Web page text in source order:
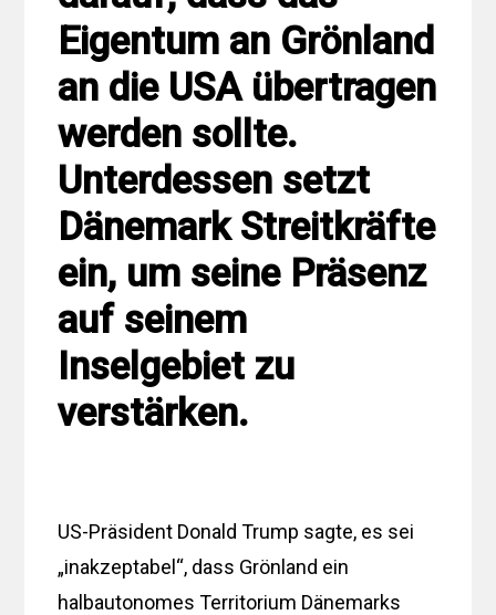
Eigentum an Grönland
an die USA übertragen
werden sollte.
Unterdessen setzt
Dänemark Streitkräfte
ein, um seine Präsenz
auf seinem
Inselgebiet zu
verstärken.
US-Präsident Donald Trump sagte, es sei
„inakzeptabel“, dass Grönland ein
halbautonomes Territorium Dänemarks